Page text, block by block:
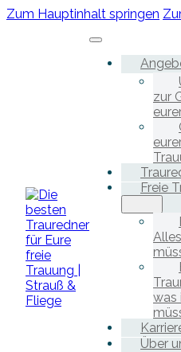
Zum Hauptinhalt springen
zur
Freie
was
Über